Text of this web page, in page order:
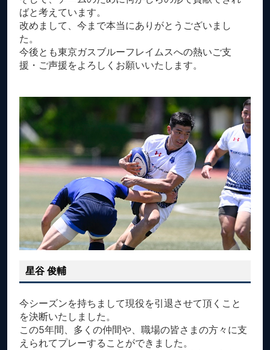
ばと考えています。
改めまして、今まで本当にありがとうございまし
た。
今後とも東京ガスブルーフレイムスへの熱いご支
援・ご声援をよろしくお願いいたします。
星谷 俊輔
今シーズンを持ちまして現役を引退させて頂くこと
を決断いたしました。
この5年間、多くの仲間や、職場の皆さまの方々に支
えられてプレーすることができました。